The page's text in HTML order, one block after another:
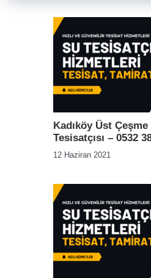
Kadıköy Üst
Tesisatçısı – 0532
12 Haziran 2021